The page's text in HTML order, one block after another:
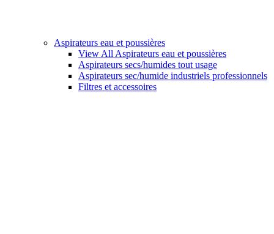
Aspirateurs eau et poussières
View All Aspirateurs eau et poussières
Aspirateurs secs/humides tout usage
Aspirateurs sec/humide industriels professionnels
Filtres et accessoires